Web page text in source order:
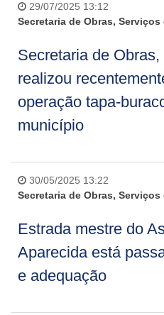
29/07/2025 13:12
Secretaria de Obras, Serviços
Secretaria de
realizou
operação tapa-
município
30/05/2025 13:22
Secretaria de Obras, Serviços
Estrada mestre do
Aparecida está
e adequação